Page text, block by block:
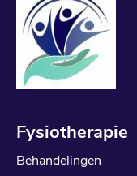
Fysiotherapie
Behandelingen